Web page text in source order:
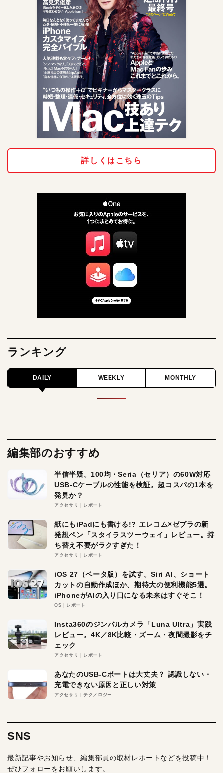
詳しくはこちら
ランキング
DAILY WEEKLY MONTHLY
編集部のおすすめ
半信半疑。100均・Seria（セリア）の60W対応
USB-Cケーブルの性能を検証。超コスパの1本を
発見か？
アクセサリ レポート
紙にもiPadにも書ける!? エレコム×ゼブラの新
発想ペン「スタイラスツーウェイ」レビュー。持
ち替え不要がラクすぎた！
アクセサリ レポート
iOS 27（ベータ版）を試す。Siri AI、ショート
カットの自動作成ほか、期待大の便利機能5選。
iPhoneがAIの入り口になる未来はすぐそこ！
OS レポート
Insta360のジンバルカメラ「Luna Ultra」実践
レビュー。4K／8K比較・ズーム・夜間撮影をチ
ェック
アクセサリ レポート
あなたのUSB-Cポートは大丈夫？ 認識しない・
充電できない原因と正しい対策
アクセサリ テクノロジー
SNS
最新記事やお知らせ、編集部員の取材レポートなどを投稿中！
ぜひフォローをお願いします。